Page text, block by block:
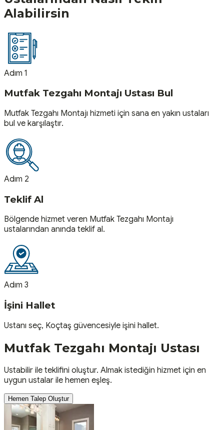
Alabilirsin
Adım 1
Mutfak Tezgahı Montajı Ustası Bul
Mutfak Tezgahı Montajı hizmeti için sana en yakın ustaları
bul ve karşılaştır.
Adım 2
Teklif Al
Bölgende hizmet veren Mutfak Tezgahı Montajı
ustalarından anında teklif al.
Adım 3
İşini Hallet
Ustanı seç, Koçtaş güvencesiyle işini hallet.
Mutfak Tezgahı Montajı Ustası
Ustabilir ile teklifini oluştur. Almak istediğin hizmet için en
uygun ustalar ile hemen eşleş.
Hemen Talep Oluştur